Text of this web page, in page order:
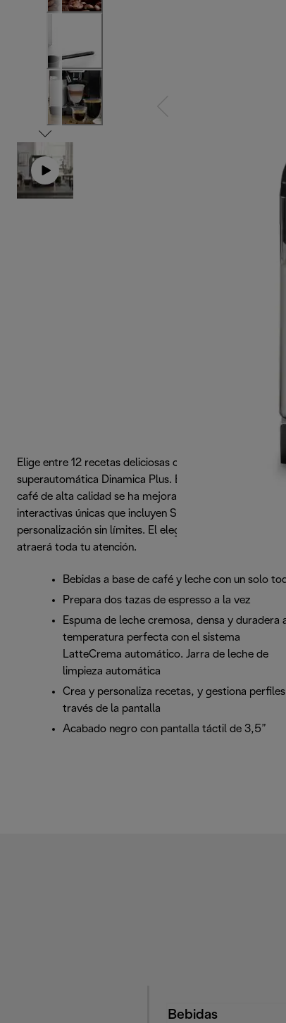
Elige entre 12 recetas deliciosas con la cafetera
superautomática Dinamica Plus. Esta experiencia con un
café de alta calidad se ha mejorado con funciones
interactivas únicas que incluyen Smart One Touch para
personalización sin límites. El elegante acabado negro
atraerá toda tu atención.
Bebidas a base de café y leche con un solo
Prepara dos tazas de espresso a la vez
Espuma de leche cremosa, densa y duradera
temperatura perfecta con el sistema
LatteCrema automático. Jarra de leche de
limpieza automática
Crea y personaliza recetas, y gestiona perfiles
través de la pantalla
Acabado negro con pantalla táctil de 3,5”
Bebidas